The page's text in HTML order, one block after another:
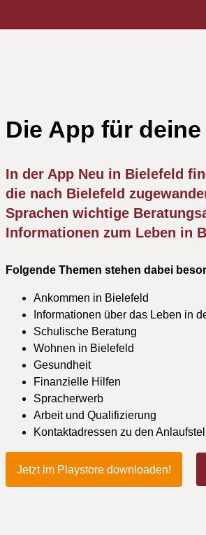
Die App für
In der App Neu in Bielefeld
die nach Bielefeld
Sprachen wichtige
Informationen zum Leben in
Folgende Themen stehen dabei
Ankommen in Bielefeld
Informationen über das Leben in
Schulische Beratung
Wohnen in Bielefeld
Gesundheit
Finanzielle Hilfen
Spracherwerb
Arbeit und Qualifizierung
Kontaktadressen zu den
Jetzt im Playstore downloaden!